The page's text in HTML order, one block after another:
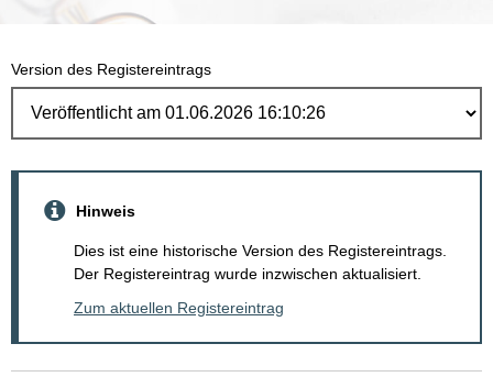
Version des Registereintrags
Hinweis
Dies ist eine historische Version des Registereintrags.
Der Registereintrag wurde inzwischen aktualisiert.
Zum aktuellen Registereintrag